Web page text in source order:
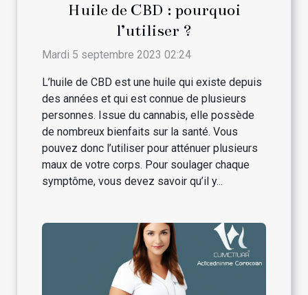
Huile de CBD : pourquoi
l’utiliser ?
Mardi 5 septembre 2023 02:24
L’huile de CBD est une huile qui existe depuis
des années et qui est connue de plusieurs
personnes. Issue du cannabis, elle possède
de nombreux bienfaits sur la santé. Vous
pouvez donc l’utiliser pour atténuer plusieurs
maux de votre corps. Pour soulager chaque
symptôme, vous devez savoir qu’il y...